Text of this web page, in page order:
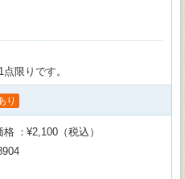
限りです。
り
格
¥2,100（税込）